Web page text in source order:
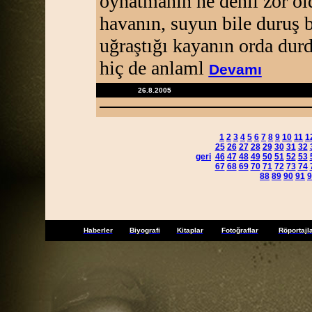
havanın, suyun bile
uğraştığı kayanın orda
hiç de anlaml Devamı
26.8.2005
geri
1 2 3 4 5 6 7 8 9 10 11
25 26 27 28 29 30 31 32
46 47 48 49 50 51 52 53
67 68 69 70 71 72 73 74
88 89 90 91
Haberler Biyografi Kitaplar Fotoğraflar